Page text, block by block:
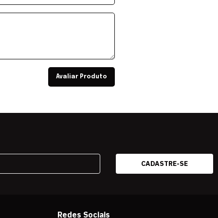
Avaliar Produto
Redes Sociais